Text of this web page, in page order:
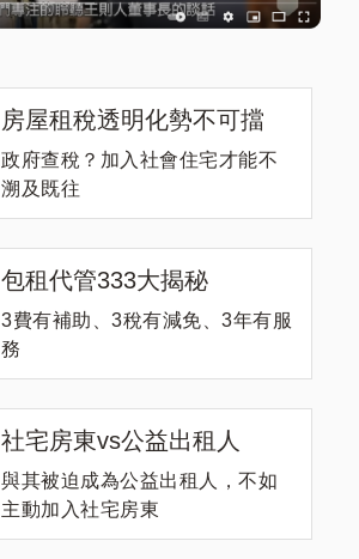
房屋租稅透明化勢不可擋
政府查稅？加入社會住宅才能不
溯及既往
包租代管333大揭秘
3費有補助、3稅有減免、3年有服
務
社宅房東vs公益出租人
與其被迫成為公益出租人，不如
主動加入社宅房東